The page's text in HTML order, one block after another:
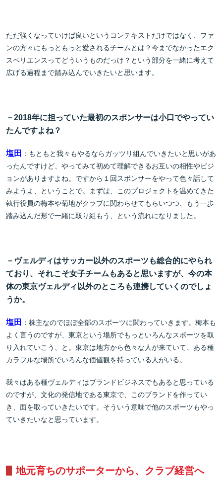
ただ強くなっていけば良いというコンテキストだけではなく、ファ
ンの方々にもっともっと愛されるチームとは？今までなかったエク
スペリエンスってどういうものだっけ？という部分を一緒に考えて
広げる過程まで踏み込んでいきたいと思います。
－2018年に担っていた最初のスポンサーは小口でやってい
たんですよね？
塩田 ：もともと我々もやるならガッツリ組んでいきたいと思いがあ
ったんですけど、やってみて初めて理解できるお互いの相性やビジ
ョンがありますよね。ですから１回スポンサーをやって色々話して
みようよ、ということで。まずは、このプロジェクトを温めてきた
執行役員の梅本や菊地がクラブに関わらせてもらいつつ、もう一歩
踏み込んだ形で一緒に取り組もう、という流れになりました。
－ヴェルディはサッカー以外のスポーツも総合的にやられ
ており、それこそ女子チームもあると思いますが、今の本
体の東京ヴェルディ以外のところも連携していくのでしょ
うか。
塩田 ：株主なのでほぼ全部のスポーツに関わっていきます。梅本も
よく言うのですが、東京という場所でもっといろんなスポーツを取
り入れていこう、と。東京は地方から色々な人が来ていて、ある種
カラフルな場所でいろんな価値観を持っている人がいる。
我々はある種ヴェルディはブランドビジネスでもあると思っている
のですが、文化の発信地である東京で、このブランドを作ってい
き、面を取っていきたいです。そういう意味で他のスポーツもやっ
ていきたいなと思っています。
地元育ちのサポーターから、クラブ経営へ